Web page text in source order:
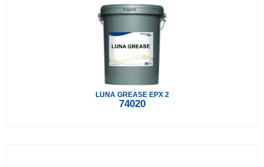
LUNA GREASE EPX 2
74020